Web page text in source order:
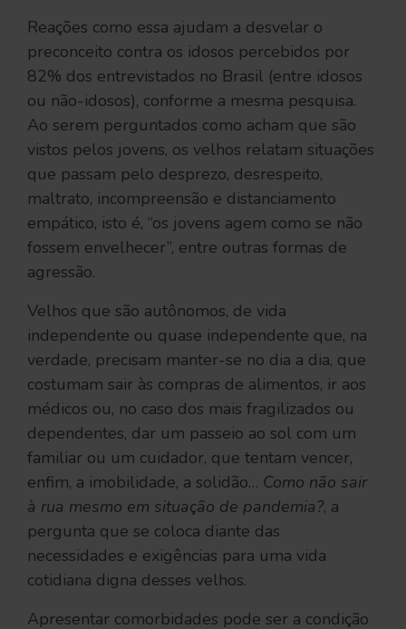
Reações como essa ajudam a desvelar o
preconceito contra os idosos percebidos por
82% dos entrevistados no Brasil (entre idosos
ou não-idosos), conforme a mesma pesquisa.
Ao serem perguntados como acham que são
vistos pelos jovens, os velhos relatam situações
que passam pelo desprezo, desrespeito,
maltrato, incompreensão e distanciamento
empático, isto é, “os jovens agem como se não
fossem envelhecer”, entre outras formas de
agressão.
Velhos que são autônomos, de vida
independente ou quase independente que, na
verdade, precisam manter-se no dia a dia, que
costumam sair às compras de alimentos, ir aos
médicos ou, no caso dos mais fragilizados ou
dependentes, dar um passeio ao sol com um
familiar ou um cuidador, que tentam vencer,
enfim, a imobilidade, a solidão… Como não sair
à rua mesmo em situação de pandemia?, a
pergunta que se coloca diante das
necessidades e exigências para uma vida
cotidiana digna desses velhos.
Apresentar comorbidades pode ser a condição